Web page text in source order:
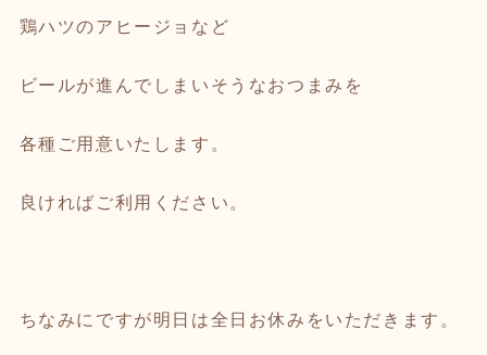
鶏ハツのアヒージョなど
ビールが進んでしまいそうなおつまみを
各種ご用意いたします。
良ければご利用ください。
ちなみにですが明日は全日お休みをいただきます。